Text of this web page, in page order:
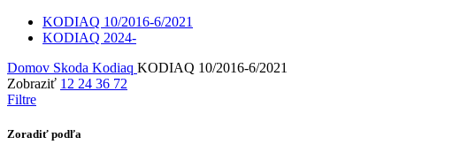
KODIAQ 10/2016-6/2021
KODIAQ 2024-
Domov Skoda Kodiaq KODIAQ 10/2016-6/2021
Zobraziť 12 24 36 72
Filtre
Zoradiť podľa